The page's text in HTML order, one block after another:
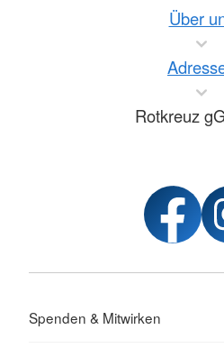
Über
Rotkreuz
Spenden & Mitwirken